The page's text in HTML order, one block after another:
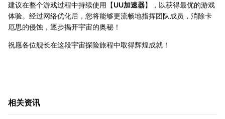
建议在整个游戏过程中持续使用【UU加速器】，以获得最优的游戏
体验。经过网络优化后，您将能够更流畅地指挥团队成员，消除卡
厄思的侵蚀，逐步揭开宇宙的奥秘！
祝愿各位舰长在这段宇宙探险旅程中取得辉煌成就！
相关资讯